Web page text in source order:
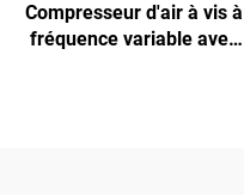
Compresseur d'air à vis à
fréquence variable avec